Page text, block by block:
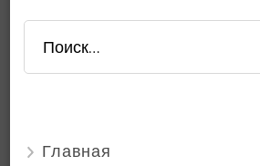
Найти:
Главная